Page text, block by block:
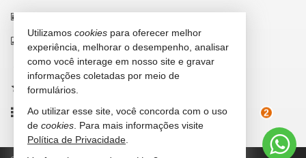
indicadores financeiros
cadastre seu imóvel
imóveis favoritos
mapa de imóveis
2
Utilizamos cookies para oferecer melhor
experiência, melhorar o desempenho, analisar
como você interage em nosso site e gravar
informações coletadas por meio de
formulários.
Ao utilizar esse site, você concorda com o uso
de cookies . Para mais informações visite
Política de Privacidade